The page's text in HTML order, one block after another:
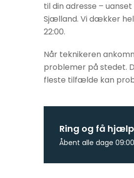
til din adresse –
Sjælland. Vi dækker
22:00.
Når teknikeren
problemer på stedet.
fleste tilfælde kan
Ring og få
Åbent alle dage